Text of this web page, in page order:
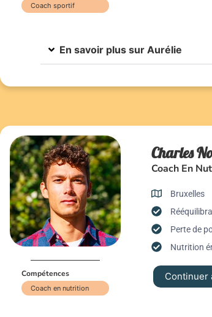
Coach sportif
En savoir plus sur Aurélie
Compétences
Coach en nutrition
Charles
Coach En
Bruxelles
Perte de
Nutrition
Continuer